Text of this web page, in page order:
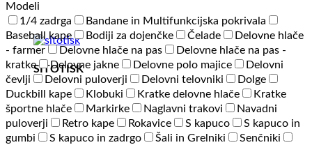
SITOTISK
Modeli
1/4 zadrga
Bandane in Multifunkcijska pokrivala
Baseball kape
Bodiji za dojenčke Čelade
Delovne hlače
- farmer
Delovne hlače na pas
Delovne hlače na pas -
kratke
Delovne jakne Delovne polo majice
Delovni
čevlji
Delovni puloverji Delovni telovniki
Dolge
Duckbill kape
Klobuki Kratke delovne hlače
Kratke
športne hlače
Markirke Naglavni trakovi
Navadni
puloverji
Retro kape Rokavice S kapuco
S kapuco in
gumbi
S kapuco in zadrgo Šali in Grelniki
Senčniki